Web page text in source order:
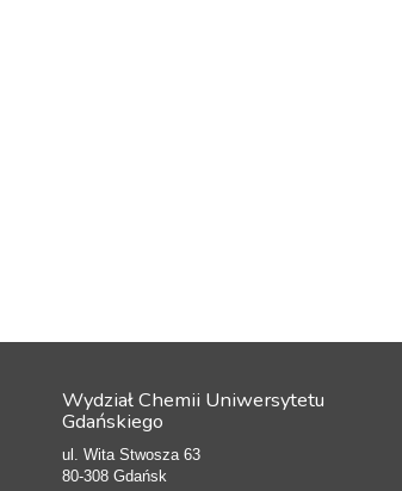
Wydział Chemii Uniwersytetu
Gdańskiego
ul. Wita Stwosza 63
80-308 Gdańsk